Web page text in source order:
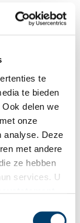
te
te bieden
delen we
onze
analyse. Deze
met andere
ze hebben
services. U
specialiste op
nieuwe AIC
voor